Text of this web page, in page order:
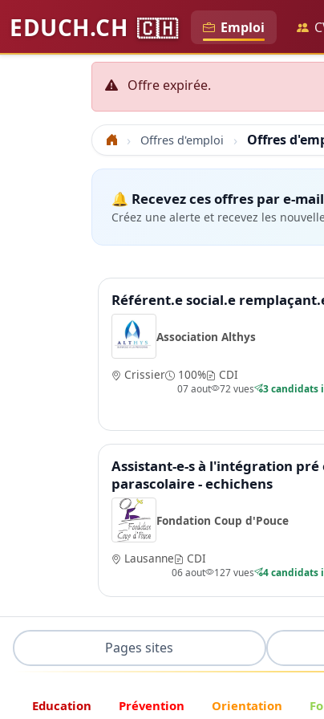
EDUCH.CH 🇨🇭 Emploi
Offre expirée.
Accueil Offres d'emploi Offres
🔔 Recevez ces offres par e-mail
Créez une alerte et recevez les
Référent.e social.e
Association Althys
Crissier 100% CDI
07 aout 72 vues 3 candidats
Assistant-e-s à l'intégration pré
parascolaire - echichens
Fondation Coup d'Pouce
Lausanne CDI
06 aout 127 vues 4 candidats
Pages sites
Education Prévention Orientation